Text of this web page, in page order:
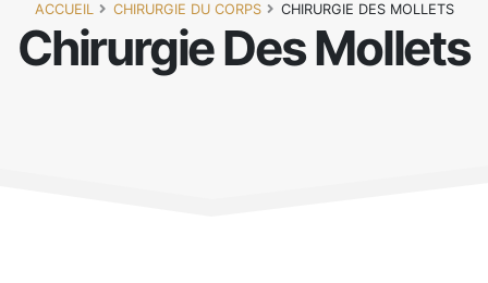
Chirurgie Des Mollets
ACCUEIL CHIRURGIE DU CORPS CHIRURGIE DES MOLLETS